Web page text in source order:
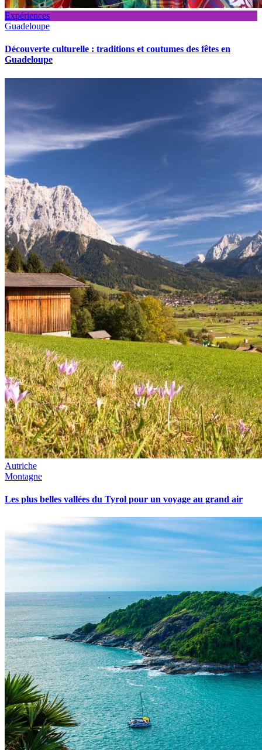
Expériences
Guadeloupe
Découverte culturelle : traditions et coutumes des fêtes en
Guadeloupe
Autriche
Montagne
Les plus belles vallées du Tyrol pour un voyage au grand air